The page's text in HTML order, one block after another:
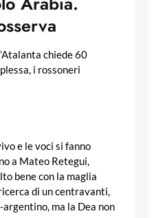
chiede 60
i rossoneri
e le voci si fanno
a Mateo Retegui,
bene con la maglia
di un centravanti,
argentino, ma la Dea non